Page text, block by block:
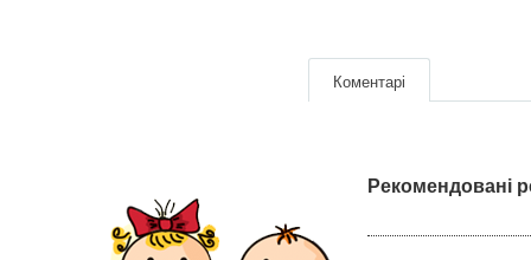
Коментарі
Рекомендовані